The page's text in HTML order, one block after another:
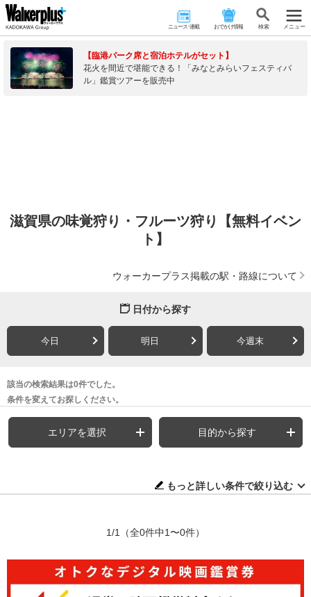
ニュース･連載 おでかけ情報 検 索 メニュー
【臨港パーク席と宿泊ホテルがセット】
花火を間近で堪能できる！「みなとみらいフェスティバ
ル」鑑賞ツアーを販売中
滋賀県の味覚狩り・フルーツ狩り【無料イベン
ト】
ウォーカープラス掲載の駅・路線について
日付から探す
今日 明日 今週末
該当の検索結果は0件でした。
条件を変えてお探しください。
エリアを選択 目的から探す
もっと詳しい条件で絞り込む
1/1 （全0件中1〜0件）